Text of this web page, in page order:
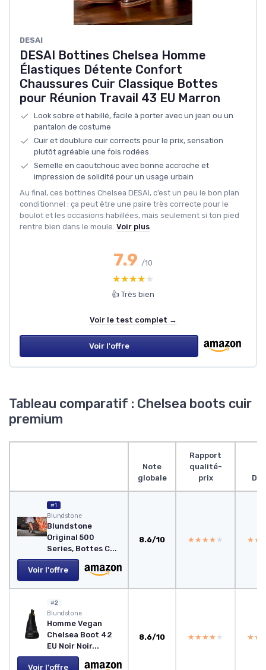
DESAI
DESAI Bottines Chelsea Homme
Élastiques Détente Confort
Chaussures Cuir Classique Bottes
pour Réunion Travail 43 EU Marron
Look sobre et habillé, facile à porter avec un jean ou un
pantalon de costume
Cuir et doublure cuir corrects pour le prix, sensation
plutôt agréable une fois rodées
Semelle en caoutchouc avec bonne accroche et
impression de solidité pour un usage urbain
Au final, ces bottines Chelsea DESAI, c’est un peu le bon plan
conditionnel : ça peut être une paire très correcte pour le
boulot et les occasions habillées, mais seulement si ton pied
rentre bien dans le moule. Voir plus
7.9 /10
★★★★★
★★★★★
👍 Très bien
Voir le test complet →
Voir l'offre
Tableau comparatif : Chelsea boots cuir
premium
Note
globale
Rapport
qualité-
prix
#1
Blundstone
Blundstone
Original 500
Series, Bottes C...
Voir l'offre
8.6/10 ★★★★★
★★★★★
#2
Blundstone
Homme Vegan
Chelsea Boot 42
EU Noir Noir...
Voir l'offre
8.6/10 ★★★★★
★★★★★